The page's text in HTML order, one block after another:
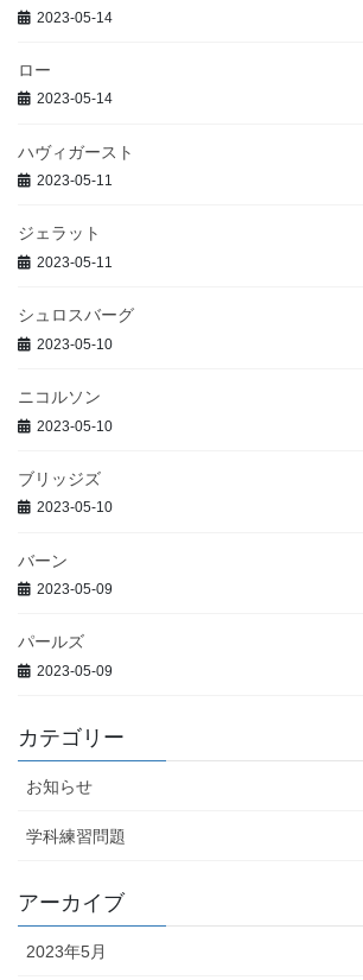
2023-05-14
ロー
2023-05-14
ハヴィガースト
2023-05-11
ジェラット
2023-05-11
シュロスバーグ
2023-05-10
ニコルソン
2023-05-10
ブリッジズ
2023-05-10
バーン
2023-05-09
パールズ
2023-05-09
カテゴリー
お知らせ
学科練習問題
アーカイブ
2023年5月